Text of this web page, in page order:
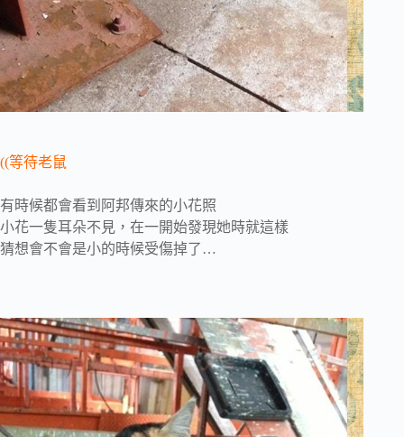
((等待老鼠
有時候都會看到阿邦傳來的小花照
小花一隻耳朵不見，在一開始發現她時就這樣
猜想會不會是小的時候受傷掉了…